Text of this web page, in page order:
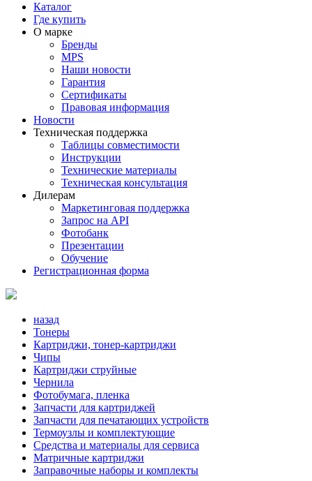
Каталог
Где купить
О марке
Бренды
MPS
Наши новости
Гарантия
Сертификаты
Правовая информация
Новости
Техническая поддержка
Таблицы совместимости
Инструкции
Технические материалы
Техническая консультация
Дилерам
Маркетинговая поддержка
Запрос на API
Фотобанк
Презентации
Обучение
Регистрационная форма
назад
Тонеры
Картриджи, тонер-картриджи
Чипы
Картриджи струйные
Чернила
Фотобумага, пленка
Запчасти для картриджей
Запчасти для печатающих устройств
Термоузлы и комплектующие
Средства и материалы для сервиса
Матричные картриджи
Заправочные наборы и комплекты